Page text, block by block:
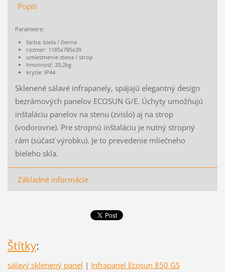
Popis
Parametre:
farba: biela / čierna
rozmer: 1185x785x39
umiestnenie stena / strop
hmotnosť: 20,2kg
krytie: IP44
Sklenené sálavé infrapanely, spájajú elegantný design
bezrámových panelov ECOSUN G/E. Úchyty umožňujú
inštaláciu panelov na stenu (zvislo) aj na strop
(vodorovne). Pre stropnú inštaláciu je nutný stropný
rám (súčasť výrobku). Je to prevedenie mliečneho
bieleho skla.
Základné informácie
Štítky:
sálavý sklenený panel | Infrapanel Ecosun 850 GS